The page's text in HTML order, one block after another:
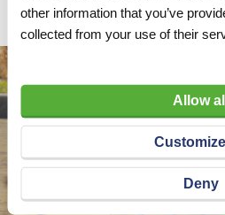
other information that you’ve
collected from your use of their
Allow all
Customize
Deny